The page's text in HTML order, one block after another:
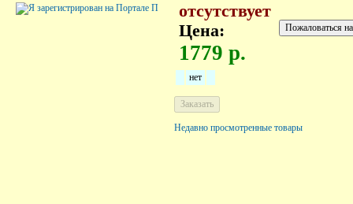
отсутствует
Цена:
1779 р.
нет
Недавно просмотренные товары